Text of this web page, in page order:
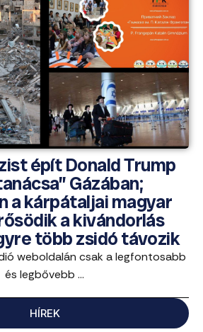
épít Donald Trump
Gázában;
a kárpátaljai magyar
a kivándorlás
több zsidó távozik
weboldalán csak a legfontosabb
és legbővebb ...
HÍREK